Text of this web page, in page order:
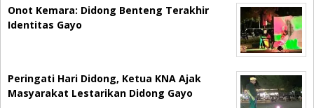
Onot Kemara: Didong Benteng Terakhir
Identitas Gayo
Peringati Hari Didong, Ketua KNA Ajak
Masyarakat Lestarikan Didong Gayo